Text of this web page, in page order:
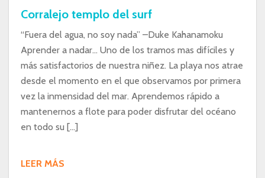
Corralejo templo del surf
“Fuera del agua, no soy nada” –Duke Kahanamoku
Aprender a nadar… Uno de los tramos mas difíciles y
más satisfactorios de nuestra niñez. La playa nos atrae
desde el momento en el que observamos por primera
vez la inmensidad del mar. Aprendemos rápido a
mantenernos a flote para poder disfrutar del océano
en todo su […]
LEER MÁS